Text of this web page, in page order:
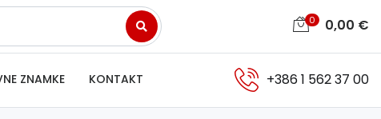
0 0,00 €
ZNAMKE KONTAKT +386 1 562 37 00